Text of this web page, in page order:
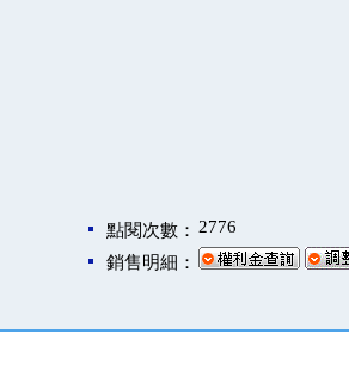
點閱次數： 2776
銷售明細：